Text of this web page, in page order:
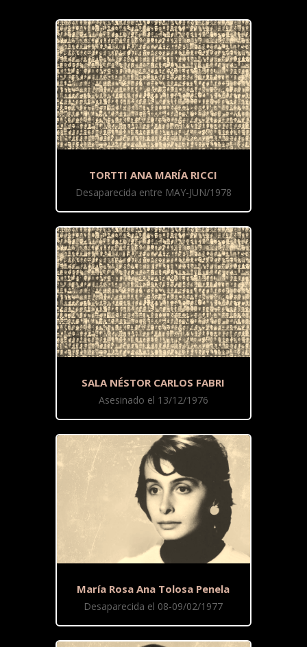
TORTTI ANA MARÍA RICCI
Desaparecida entre MAY-JUN/1978
SALA NÉSTOR CARLOS FABRI
Asesinado el 13/12/1976
María Rosa Ana Tolosa Penela
Desaparecida el 08-09/02/1977